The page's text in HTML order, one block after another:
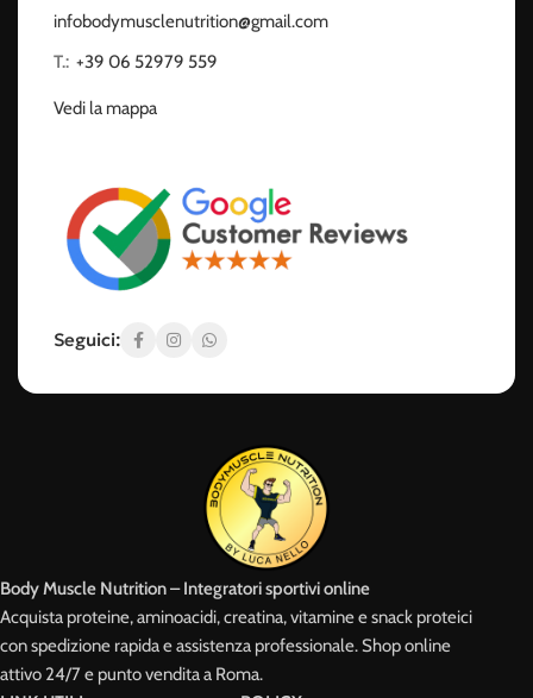
infobodymusclenutrition@gmail.com
T.: +39 06 52979 559
Vedi la mappa
Seguici:
Body Muscle Nutrition – Integratori sportivi online
Acquista proteine, aminoacidi, creatina, vitamine e snack proteici
con spedizione rapida e assistenza professionale. Shop online
attivo 24/7 e punto vendita a Roma.